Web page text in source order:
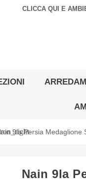
CLICCA QUI E
9la Persia Medaglione
Nain 9la